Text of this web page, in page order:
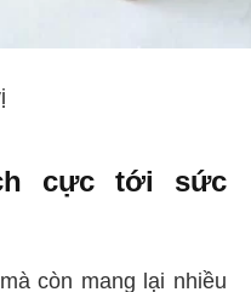
cực tới sức
còn mang lại nhiều